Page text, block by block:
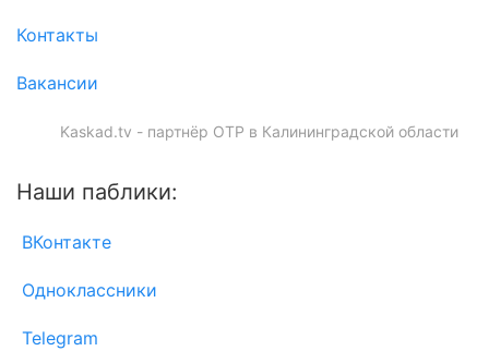
Контакты
Вакансии
Kaskad.tv - партнёр ОТР в Калининградской области
Наши паблики:
ВКонтакте
Одноклассники
Telegram